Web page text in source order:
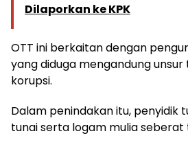
Dilaporkan ke KPK
OTT ini berkaitan dengan
yang diduga mengandung
korupsi.
Dalam penindakan itu, penyidik
tunai serta logam mulia seberat